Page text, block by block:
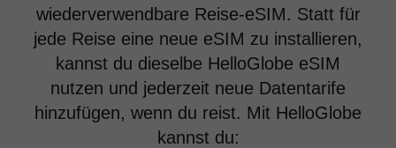
wiederverwendbare Reise-eSIM. Statt für
jede Reise eine neue eSIM zu installieren,
kannst du dieselbe HelloGlobe eSIM
nutzen und jederzeit neue Datentarife
hinzufügen, wenn du reist. Mit HelloGlobe
kannst du: